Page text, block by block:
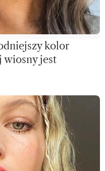
kolor
wiosny jest